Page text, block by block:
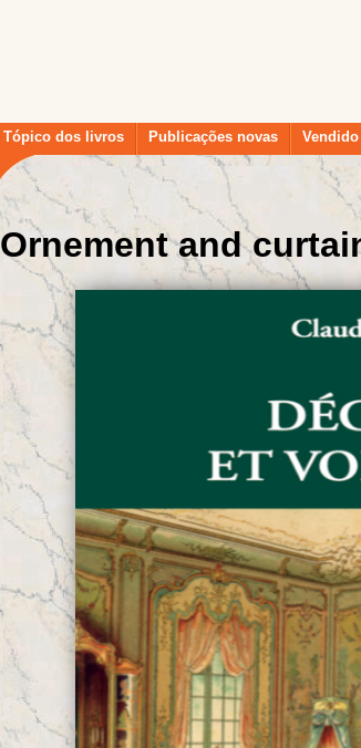
Tópico dos livros Publicações novas Vendido
Ornement and